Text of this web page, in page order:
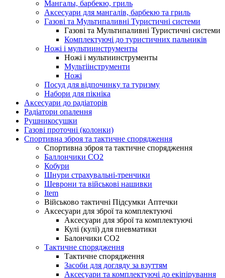
Мангалы, барбекю, гриль
Аксесуари для мангалів, барбекю та гриль
Газові та Мультипаливні Туристичні системи
Газові та Мультипаливні Туристичні системи
Комплектуючі до туристичних пальників
Ножі і мультиинструменты
Ножі і мультиинструменты
Мультіінструменти
Ножі
Посуд для відпочинку та туризму
Набори для пікніка
Аксесуари до радіаторів
Радіатори опалення
Рушникосушки
Газові проточні (колонки)
Спортивна зброя та тактичне спорядження
Спортивна зброя та тактичне спорядження
Баллончики CO2
Кобури
Шнури страхувальні-тренчики
Шеврони та військові нашивки
Item
Військово тактичні Підсумки Аптечки
Аксесуари для зброї та комплектуючі
Аксесуари для зброї та комплектуючі
Кулі (кулі) для пневматики
Балончики CO2
Тактичне спорядження
Тактичне спорядження
Засоби для догляду за взуттям
Аксесуари та комплектуючі до екіпірування